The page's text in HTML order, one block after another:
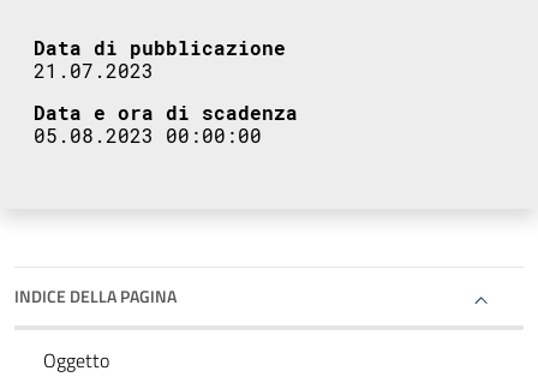
Data di pubblicazione
21.07.2023
Data e ora di scadenza
05.08.2023 00:00:00
INDICE DELLA PAGINA
Oggetto